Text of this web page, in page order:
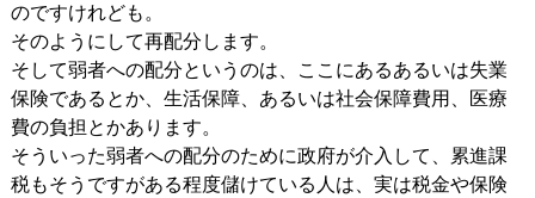
のですけれども。
そのようにして再配分します。
そして弱者への配分というのは、ここにあるあるいは失業
保険であるとか、生活保障、あるいは社会保障費用、医療
費の負担とかあります。
そういった弱者への配分のために政府が介入して、累進課
税もそうですがある程度儲けている人は、実は税金や保険